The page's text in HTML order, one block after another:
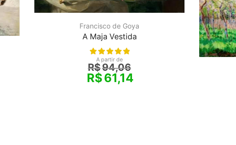
Francisco de Goya
A Maja Vestida
A partir de
R$94,06
R$61,14